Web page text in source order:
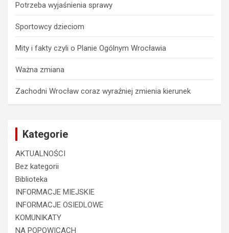
Potrzeba wyjaśnienia sprawy
Sportowcy dzieciom
Mity i fakty czyli o Planie Ogólnym Wrocławia
Ważna zmiana
Zachodni Wrocław coraz wyraźniej zmienia kierunek
Kategorie
AKTUALNOŚCI
Bez kategorii
Biblioteka
INFORMACJE MIEJSKIE
INFORMACJE OSIEDLOWE
KOMUNIKATY
NA POPOWICACH